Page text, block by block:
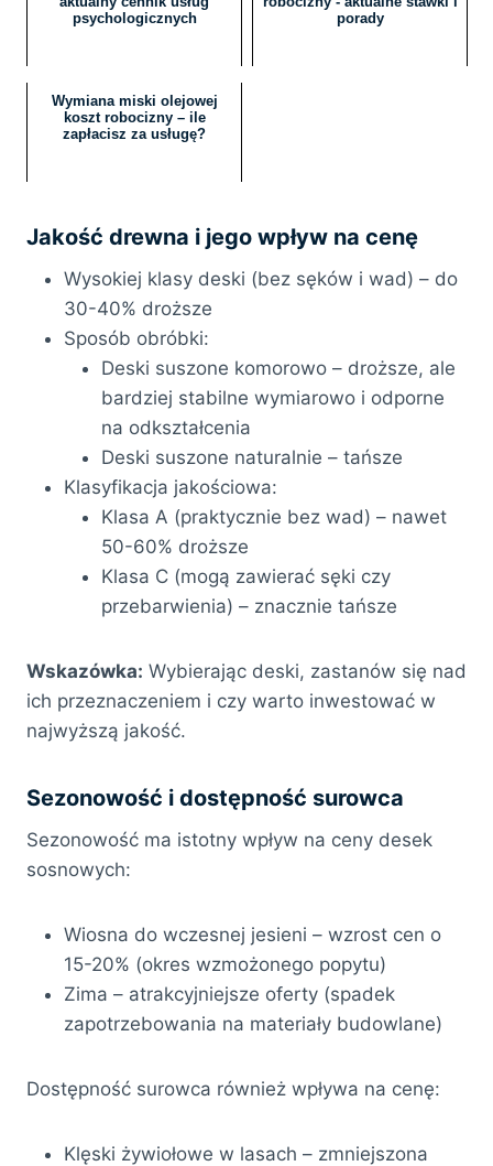
psychologicznych
porady
Wymiana miski olejowej
koszt robocizny – ile
zapłacisz za usługę?
Jakość drewna i jego wpływ na cenę
Wysokiej klasy deski (bez sęków i wad) – do
30-40% droższe
Sposób obróbki:
Deski suszone komorowo – droższe, ale
bardziej stabilne wymiarowo i odporne
na odkształcenia
Deski suszone naturalnie – tańsze
Klasyfikacja jakościowa:
Klasa A (praktycznie bez wad) – nawet
50-60% droższe
Klasa C (mogą zawierać sęki czy
przebarwienia) – znacznie tańsze
Wskazówka: Wybierając deski, zastanów się nad
ich przeznaczeniem i czy warto inwestować w
najwyższą jakość.
Sezonowość i dostępność surowca
Sezonowość ma istotny wpływ na ceny desek
sosnowych:
Wiosna do wczesnej jesieni – wzrost cen o
15-20% (okres wzmożonego popytu)
Zima – atrakcyjniejsze oferty (spadek
zapotrzebowania na materiały budowlane)
Dostępność surowca również wpływa na cenę:
Klęski żywiołowe w lasach – zmniejszona